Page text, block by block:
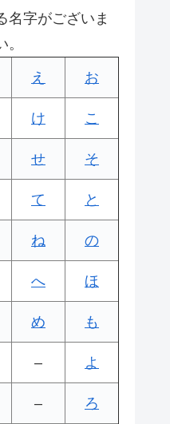
名字がございま
え お
け こ
せ そ
て と
ね の
へ ほ
め も
– よ
– ろ